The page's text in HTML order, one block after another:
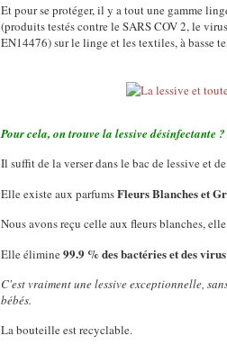
Et pour se protéger, il y a tout une gamme
(produits testés contre le SARS COV 2, le
EN14476) sur le linge et les textiles, à basse
Pour cela, on trouve la lessive désinfectante ?
Il suffit de la verser dans le bac de lessive et
Elle existe aux parfumsFleurs Blanches et
Nous avons reçu celle aux fleurs blanches,
Elle élimine99.9 % des bactéries et des
C'est vraiment une lessive exceptionnelle,
bébés.
La bouteille est recyclable.